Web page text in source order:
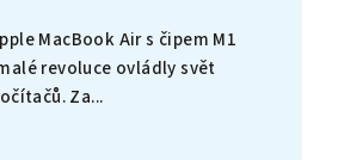
MacBook Air s čipem M1
revoluce ovládly svět
Za...